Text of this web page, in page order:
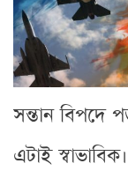
সন্তান বিপদে
এটাই